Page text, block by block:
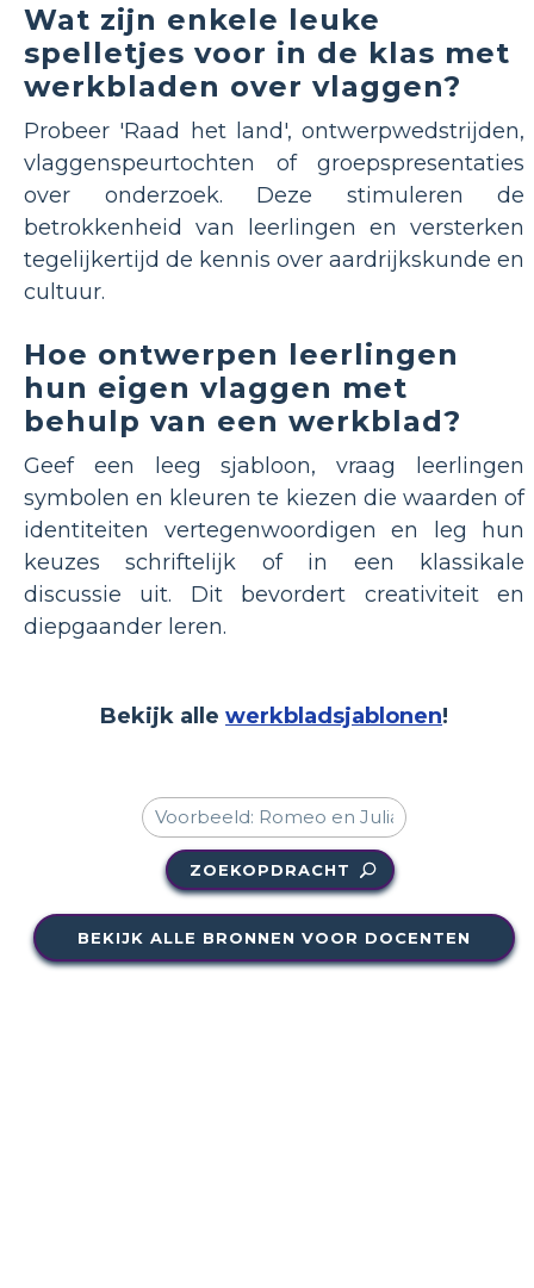
Wat zijn enkele leuke
spelletjes voor in de klas met
werkbladen over vlaggen?
Probeer 'Raad het land', ontwerpwedstrijden,
vlaggenspeurtochten of groepspresentaties
over onderzoek. Deze stimuleren de
betrokkenheid van leerlingen en versterken
tegelijkertijd de kennis over aardrijkskunde en
cultuur.
Hoe ontwerpen leerlingen
hun eigen vlaggen met
behulp van een werkblad?
Geef een leeg sjabloon, vraag leerlingen
symbolen en kleuren te kiezen die waarden of
identiteiten vertegenwoordigen en leg hun
keuzes schriftelijk of in een klassikale
discussie uit. Dit bevordert creativiteit en
diepgaander leren.
Bekijk alle werkbladsjablonen!
ZOEKOPDRACHT
BEKIJK ALLE BRONNEN VOOR DOCENTEN